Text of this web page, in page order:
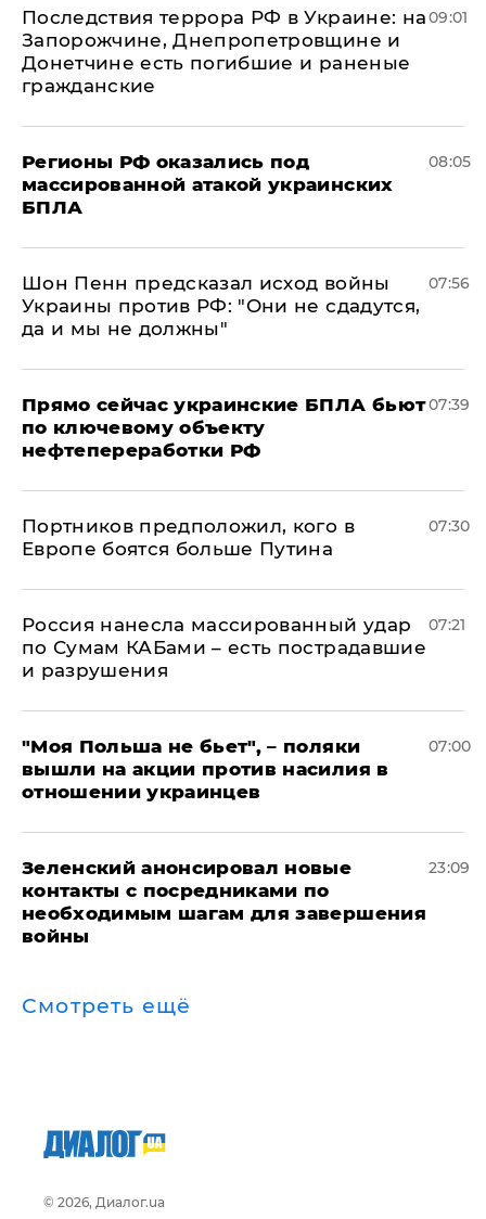
Последствия террора РФ в Украине: на
Запорожчине, Днепропетровщине и
Донетчине есть погибшие и раненые
гражданские
09:01
Регионы РФ оказались под
массированной атакой украинских
БПЛА
08:05
Шон Пенн предсказал исход войны
Украины против РФ: "Они не сдадутся,
да и мы не должны"
07:56
Прямо сейчас украинские БПЛА бьют
по ключевому объекту
нефтепереработки РФ
07:39
Портников предположил, кого в
Европе боятся больше Путина
07:30
Россия нанесла массированный удар
по Сумам КАБами – есть пострадавшие
и разрушения
07:21
"Моя Польша не бьет", – поляки
вышли на акции против насилия в
отношении украинцев
07:00
Зеленский анонсировал новые
контакты с посредниками по
необходимым шагам для завершения
войны
23:09
Смотреть ещё
© 2026, Диалог.ua